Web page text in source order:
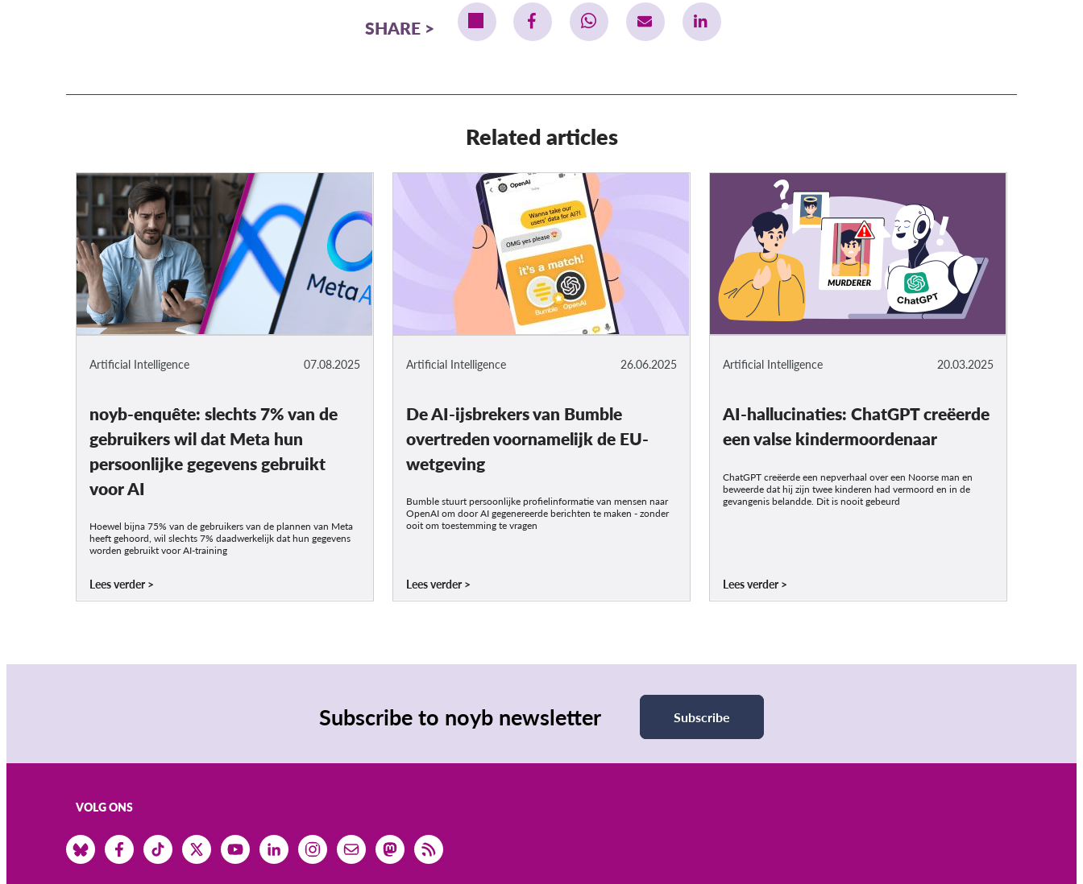
SHARE
Related articles
07.08.2025
Artificial Intelligence
noyb-enquête: slechts 7% van de
gebruikers wil dat Meta hun
persoonlijke gegevens gebruikt
voor AI
Hoewel bijna 75% van de gebruikers van de plannen van Meta
heeft gehoord, wil slechts 7% daadwerkelijk dat hun gegevens
worden gebruikt voor AI-training
Lees verder
26.06.2025
Artificial Intelligence
De AI-ijsbrekers van Bumble
overtreden voornamelijk de EU-
wetgeving
Bumble stuurt persoonlijke profielinformatie van mensen naar
OpenAI om door AI gegenereerde berichten te maken - zonder
ooit om toestemming te vragen
Lees verder
20.03.2025
Artificial Intelligence
AI-hallucinaties: ChatGPT creëerde
een valse kindermoordenaar
ChatGPT creëerde een nepverhaal over een Noorse man en
beweerde dat hij zijn twee kinderen had vermoord en in de
gevangenis belandde. Dit is nooit gebeurd
Lees verder
Subscribe to noyb newsletter Subscribe
VOLG ONS